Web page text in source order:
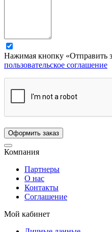
Нажимая кнопку «Отправить
пользовательское соглашение
Компания
Партнеры
О нас
Контакты
Соглашение
Мой кабинет